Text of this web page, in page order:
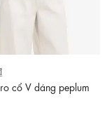
cổ V dáng peplum